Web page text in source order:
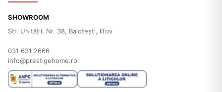
SHOWROOM
Str. Unităţii, Nr. 38, Baloteşti, Ilfov
031 631 2666
info@prestigehome.ro